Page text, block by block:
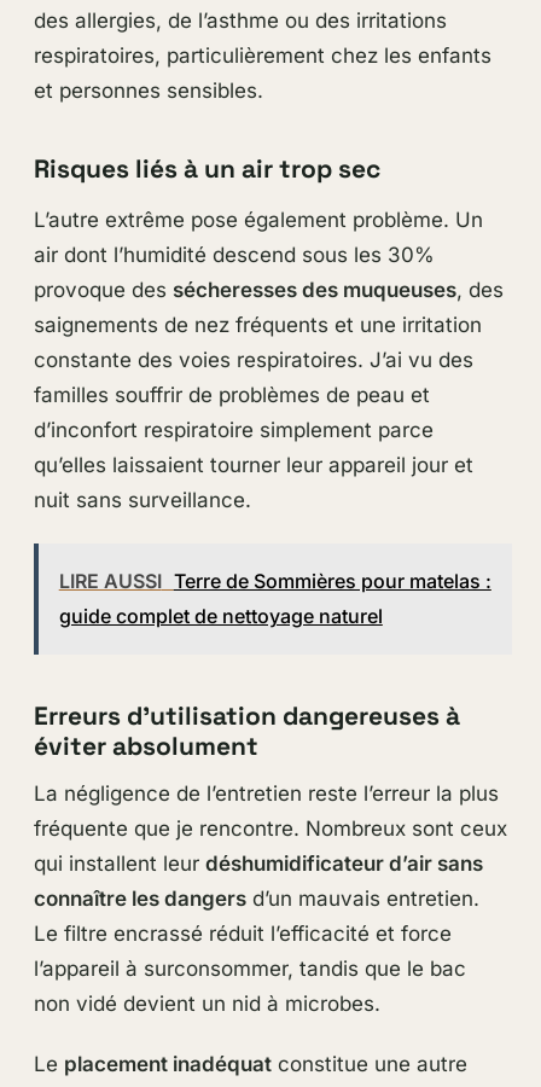
des allergies, de l’asthme ou des irritations
respiratoires, particulièrement chez les enfants
et personnes sensibles.
Risques liés à un air trop sec
L’autre extrême pose également problème. Un
air dont l’humidité descend sous les 30%
provoque des sécheresses des muqueuses, des
saignements de nez fréquents et une irritation
constante des voies respiratoires. J’ai vu des
familles souffrir de problèmes de peau et
d’inconfort respiratoire simplement parce
qu’elles laissaient tourner leur appareil jour et
nuit sans surveillance.
LIRE AUSSI Terre de Sommières pour matelas :
guide complet de nettoyage naturel
Erreurs d’utilisation dangereuses à
éviter absolument
La négligence de l’entretien reste l’erreur la plus
fréquente que je rencontre. Nombreux sont ceux
qui installent leur déshumidificateur d’air sans
connaître les dangersd’un mauvais entretien.
Le filtre encrassé réduit l’efficacité et force
l’appareil à surconsommer, tandis que le bac
non vidé devient un nid à microbes.
Le placement inadéquatconstitue une autre